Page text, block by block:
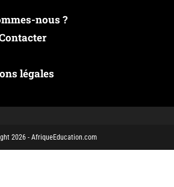
nous ?
légales
2026 - AfriqueEducation.com